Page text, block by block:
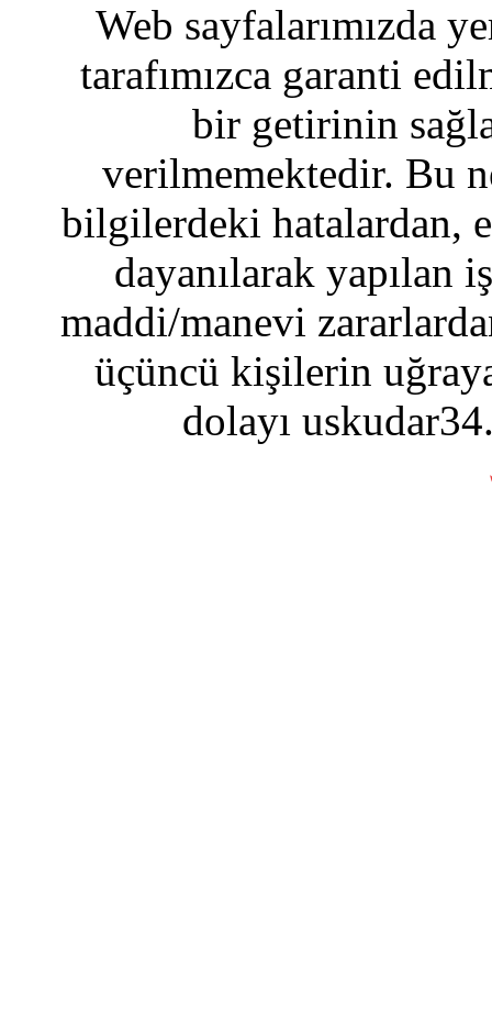
Web sayfalarımızda
tarafımızca garanti
bir getirinin
verilmemektedir. Bu
bilgilerdeki hatalardan,
dayanılarak yapılan
maddi/manevi
üçüncü kişilerin
dolayı